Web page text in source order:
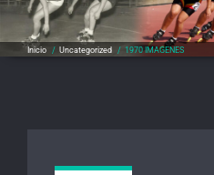
Inicio / Uncategorized / 1970 IMAGENES